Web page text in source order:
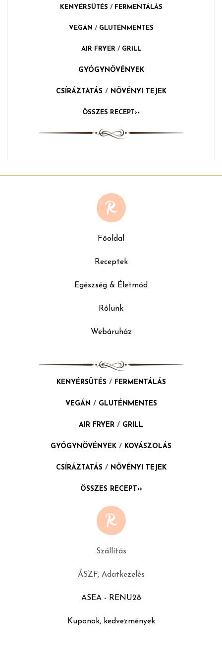
KENYÉRSÜTÉS / FERMENTÁLÁS
VEGÁN / GLUTÉNMENTES
AIR FRYER / GRILL
GYÓGYNÖVÉNYEK
CSÍRÁZTATÁS / NÖVÉNYI TEJEK
ÖSSZES RECEPT››
Főoldal
Receptek
Egészség & Életmód
Rólunk
Webáruház
KENYÉRSÜTÉS / FERMENTÁLÁS
VEGÁN / GLUTÉNMENTES
AIR FRYER / GRILL
GYÓGYNÖVÉNYEK / KOVÁSZOLÁS
CSÍRÁZTATÁS / NÖVÉNYI TEJEK
ÖSSZES RECEPT››
Szállítás
ÁSZF, Adatkezelés
ASEA - RENU28
Kuponok, kedvezmények